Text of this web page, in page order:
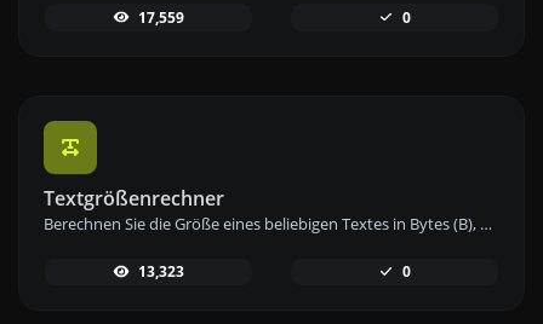
17,559 0
Textgrößenrechner
Berechnen Sie die Größe eines beliebigen Textes in Bytes (B), Kilobytes (KB) oder Megabytes (MB) mit unserem Textgrößenrechner.
13,323 0